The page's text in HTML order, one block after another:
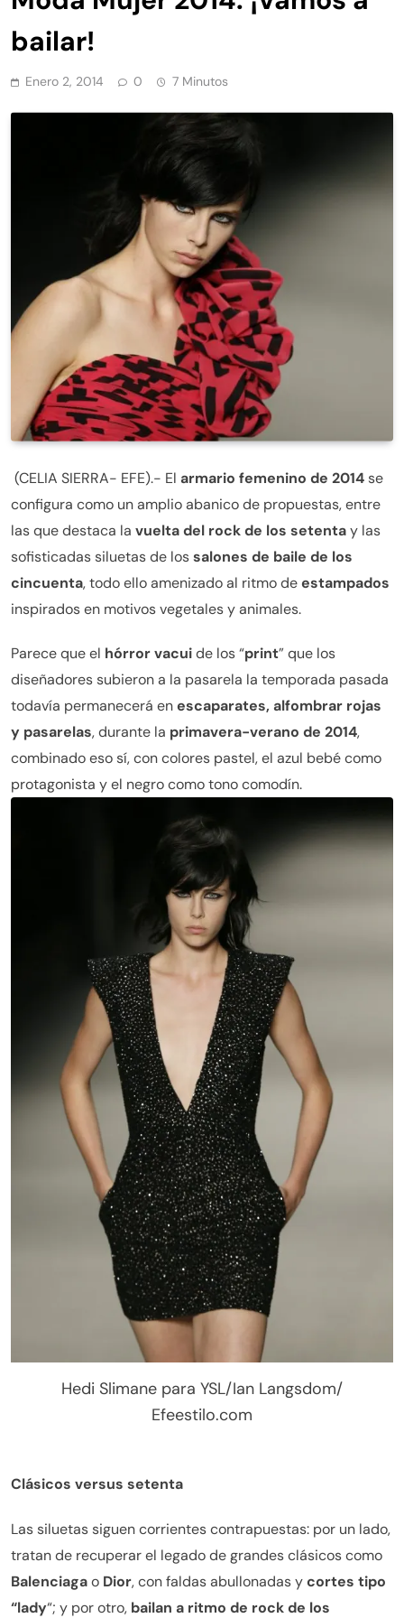
bailar!
Enero 2, 2014 0 7 Minutos
(CELIA SIERRA- EFE).- El armario femenino de 2014se
configura como un amplio abanico de propuestas, entre
las que destaca la vuelta del rock de los setentay las
sofisticadas siluetas de lossalones de baile de los
cincuenta, todo ello amenizado al ritmo deestampados
inspirados en motivos vegetales y animales.
Parece que el hórror vacuide los “print” que los
diseñadores subieron a la pasarela la temporada pasada
todavía permanecerá enescaparates, alfombrar rojas
y pasarelas, durante la primavera-verano de 2014,
combinado eso sí, con colores pastel, el azul bebé como
protagonista y el negro como tono comodín.
Hedi Slimane para YSL/Ian Langsdom/
Efeestilo.com
Clásicos versus setenta
Las siluetas siguen corrientes contrapuestas: por un lado,
tratan de recuperar el legado de grandes clásicos como
Balenciagao Dior, con faldas abullonadas ycortes tipo
“lady“; y por otro, bailan a ritmo de rock de los